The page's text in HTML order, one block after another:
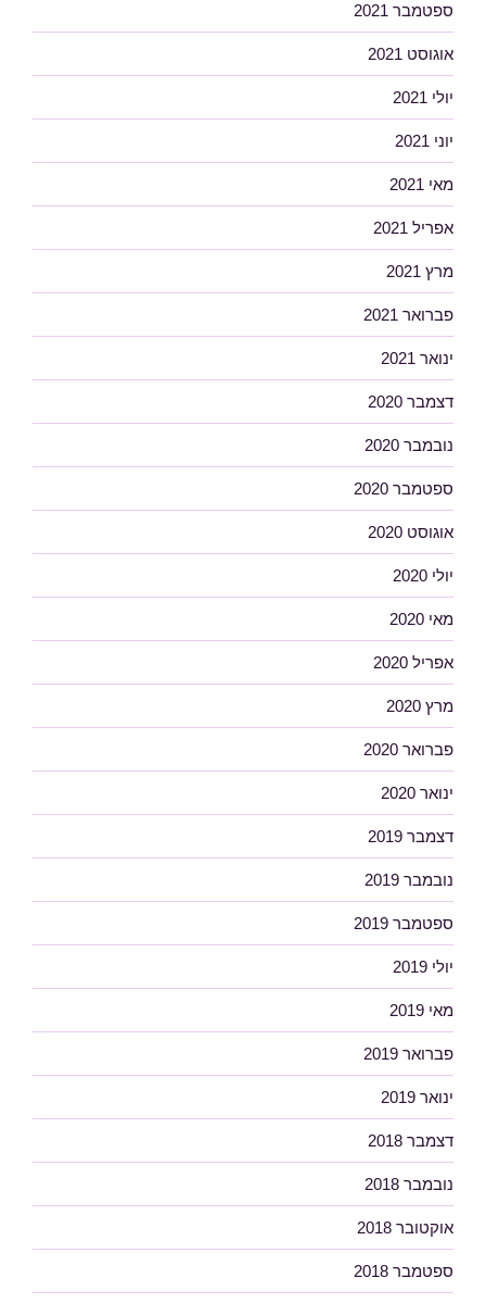
ספטמבר 2021
אוגוסט 2021
יולי 2021
יוני 2021
מאי 2021
אפריל 2021
מרץ 2021
פברואר 2021
ינואר 2021
דצמבר 2020
נובמבר 2020
ספטמבר 2020
אוגוסט 2020
יולי 2020
מאי 2020
אפריל 2020
מרץ 2020
פברואר 2020
ינואר 2020
דצמבר 2019
נובמבר 2019
ספטמבר 2019
יולי 2019
מאי 2019
פברואר 2019
ינואר 2019
דצמבר 2018
נובמבר 2018
אוקטובר 2018
ספטמבר 2018